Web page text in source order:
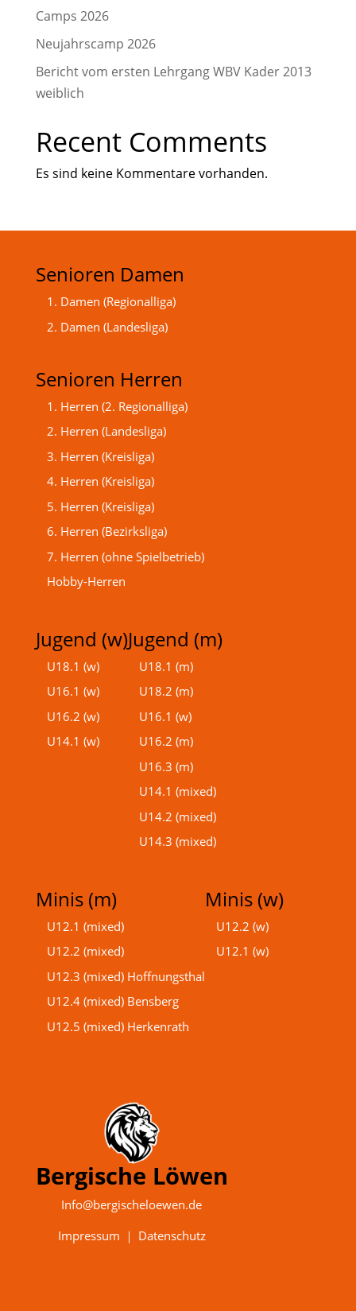
Camps 2026
Neujahrscamp 2026
Bericht vom ersten Lehrgang WBV Kader 2013
weiblich
Recent Comments
Es sind keine Kommentare vorhanden.
Senioren Damen
1. Damen (Regionalliga)
2. Damen (Landesliga)
Senioren Herren
1. Herren (2. Regionalliga)
2. Herren (Landesliga)
3. Herren (Kreisliga)
4. Herren (Kreisliga)
5. Herren (Kreisliga)
6. Herren (Bezirksliga)
7. Herren (ohne Spielbetrieb)
Hobby-Herren
Jugend (w)
U18.1 (w)
U16.1 (w)
U16.2 (w)
U14.1 (w)
Jugend (m)
U18.1 (m)
U18.2 (m)
U16.1 (w)
U16.2 (m)
U16.3 (m)
U14.1 (mixed)
U14.2 (mixed)
U14.3 (mixed)
Minis (m)
U12.1 (mixed)
U12.2 (mixed)
U12.3 (mixed) Hoffnungsthal
U12.4 (mixed) Bensberg
U12.5 (mixed) Herkenrath
Minis (w)
U12.2 (w)
U12.1 (w)
Bergische Löwen
Info@bergischeloewen.de
Impressum ｜ Datenschutz